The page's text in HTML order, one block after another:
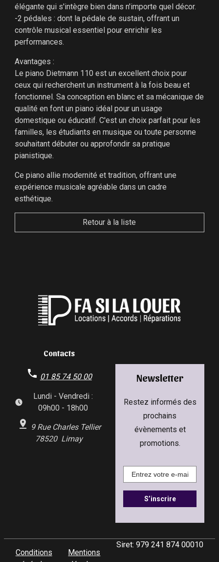
élégante qui s'intègre bien dans n'importe quel décor.
-2 pédales : dont la pédale de sustain, offrant un
contrôle musical essentiel pour enrichir les
performances.
Avantages :
Le piano Dietmann 110 est un excellent choix pour
ceux qui recherchent un instrument à la fois beau et
fonctionnel. Sa conception en blanc et sa mécanique de
qualité en font un piano idéal pour un usage
domestique ou éducatif. C'est un choix parfait pour les
familles, les étudiants en musique ou toute personne
souhaitant débuter ou approfondir sa pratique
pianistique.
Ce piano allie modernité et tradition, offrant une
expérience musicale agréable dans un cadre
esthétique.
Retour à la liste
Contacts
01 85 74 50 00
Lundi - Vendredi :
09h00 - 18h00
9 Rue Charles Tellier
78520 Limay
Newsletter
Restez informés des
prochains
évènements et
promotions.
Conditions
Mentions
Siret: 979 241 874 00010